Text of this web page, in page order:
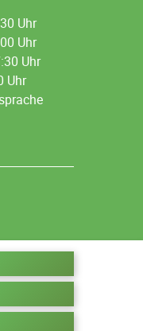
Uhr
Uhr
Uhr